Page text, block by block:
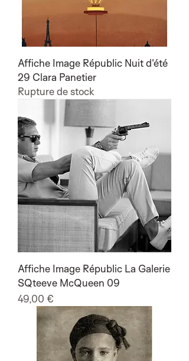
Affiche Image Républic Nuit d'été
29 Clara Panetier
Rupture de stock
Affiche Image Républic La Galerie
SQteeve McQueen 09
Prix
49,00 €